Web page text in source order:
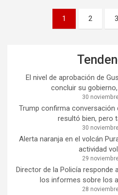
Paginación
1 2 3
El nivel de aprobación de
concluir su
30
Trump confirma conversación
resultó bien, pero
30
Alerta naranja en el volcán
actividad
29
Director de la Policía responde
los informes sobre los
28